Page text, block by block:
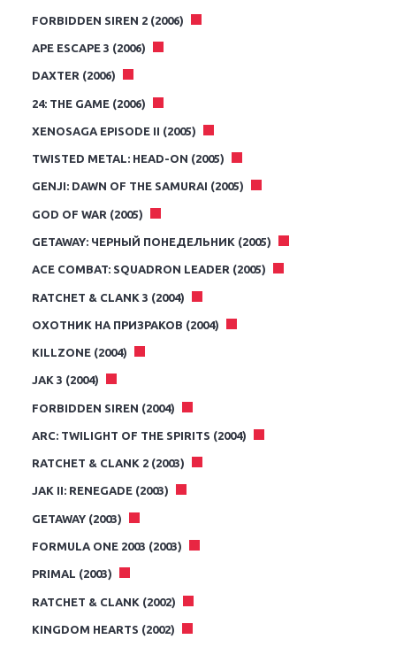
FORBIDDEN SIREN 2 (2006)
APE ESCAPE 3 (2006)
DAXTER (2006)
24: THE GAME (2006)
XENOSAGA EPISODE II (2005)
TWISTED METAL: HEAD-ON (2005)
GENJI: DAWN OF THE SAMURAI (2005)
GOD OF WAR (2005)
GETAWAY: ЧЕРНЫЙ ПОНЕДЕЛЬНИК (2005)
ACE COMBAT: SQUADRON LEADER (2005)
RATCHET & CLANK 3 (2004)
ОХОТНИК НА ПРИЗРАКОВ (2004)
KILLZONE (2004)
JAK 3 (2004)
FORBIDDEN SIREN (2004)
ARC: TWILIGHT OF THE SPIRITS (2004)
RATCHET & CLANK 2 (2003)
JAK II: RENEGADE (2003)
GETAWAY (2003)
FORMULA ONE 2003 (2003)
PRIMAL (2003)
RATCHET & CLANK (2002)
KINGDOM HEARTS (2002)